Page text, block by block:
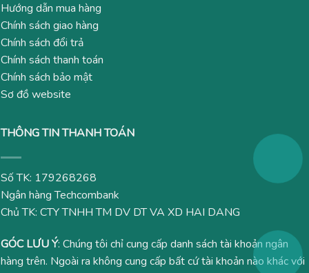
Hướng dẫn mua hàng
Chính sách giao hàng
Chính sách đổi trả
Chính sách thanh toán
Chính sách bảo mật
Sơ đồ website
THÔNG TIN THANH TOÁN
Số TK: 179268268
Ngân hàng Techcombank
Chủ TK: CTY TNHH TM DV DT VA XD HAI DANG
GÓC LƯU Ý: Chúng tôi chỉ cung cấp danh sách tài khoản ngân
hàng trên. Ngoài ra không cung cấp bất cứ tài khoản nào khác với